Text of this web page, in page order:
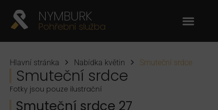
NYMBURK
Pohřební služba
Hlavní stránka Nabídka květin Smuteční srdce
Smuteční srdce
Fotky jsou pouze ilustrační
Smuteční srdce 27